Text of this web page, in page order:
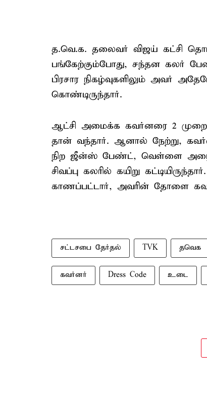
த.வெ.க. தலைவர் விஜய் கட்சி
பங்கேற்கும்போது, சந்தன கலர்
பிரசார நிகழ்வுகளிலும் அவர்
கொண்டிருந்தார்.
ஆட்சி அமைக்க கவர்னரை 2
தான் வந்தார். ஆனால் நேற்று,
நிற ஜீன்ஸ் பேண்ட், வெள்ளை
சிவப்பு கலரில் கயிறு
காணப்பட்டார், அவரின் தோளை
சட்டசபை தேர்தல் TVK தவெக
கவர்னர் Dress Code உடை